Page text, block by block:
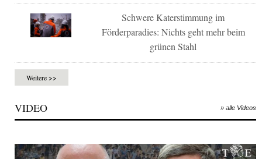
Schwere Katerstimmung im
Förderparadies: Nichts geht mehr beim
grünen Stahl
Weitere >>
VIDEO » alle Videos